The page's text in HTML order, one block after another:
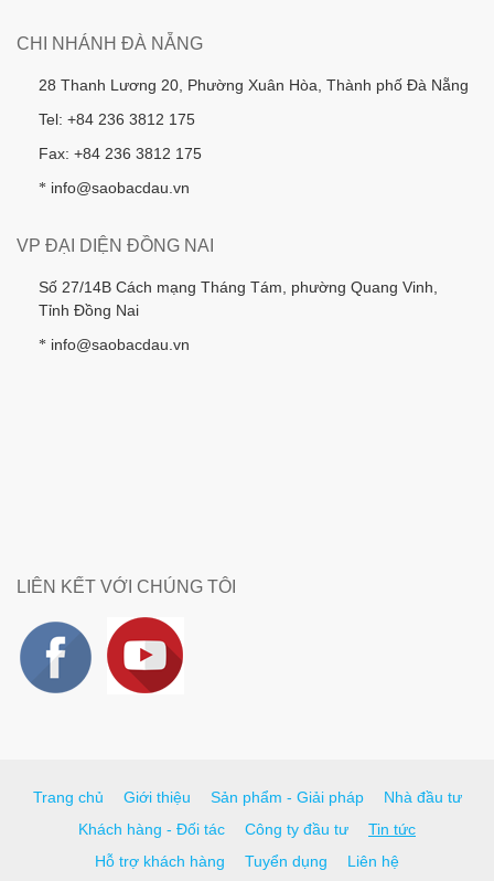
CHI NHÁNH ĐÀ NẴNG
28 Thanh Lương 20, Phường Xuân Hòa, Thành phố Đà Nẵng
Tel: +84 236 3812 175
Fax: +84 236 3812 175
* info@saobacdau.vn
VP ĐẠI DIỆN ĐỒNG NAI
Số 27/14B Cách mạng Tháng Tám, phường Quang Vinh,
Tỉnh Đồng Nai
* info@saobacdau.vn
LIÊN KẾT VỚI CHÚNG TÔI
Trang chủ Giới thiệu Sản phẩm - Giải pháp
Nhà đầu tư
Khách hàng - Đối tác
Công ty đầu tư
Tin tức
Hỗ trợ khách hàng
Tuyển dụng Liên hệ